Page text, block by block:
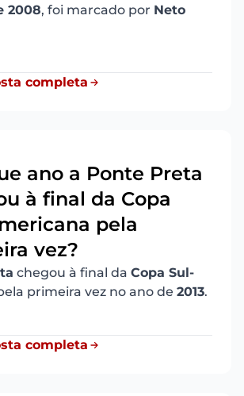
2008, foi marcado por Neto
completa
ano a Ponte Preta
à final da Copa
pela
vez?
chegou à final da Copa Sul-
primeira vez no ano de 2013.
completa